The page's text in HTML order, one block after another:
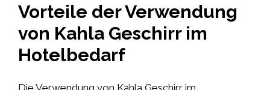
Vorteile der Verwendung
von Kahla Geschirr im
Hotelbedarf
Die Verwendung von Kahla Geschirr im